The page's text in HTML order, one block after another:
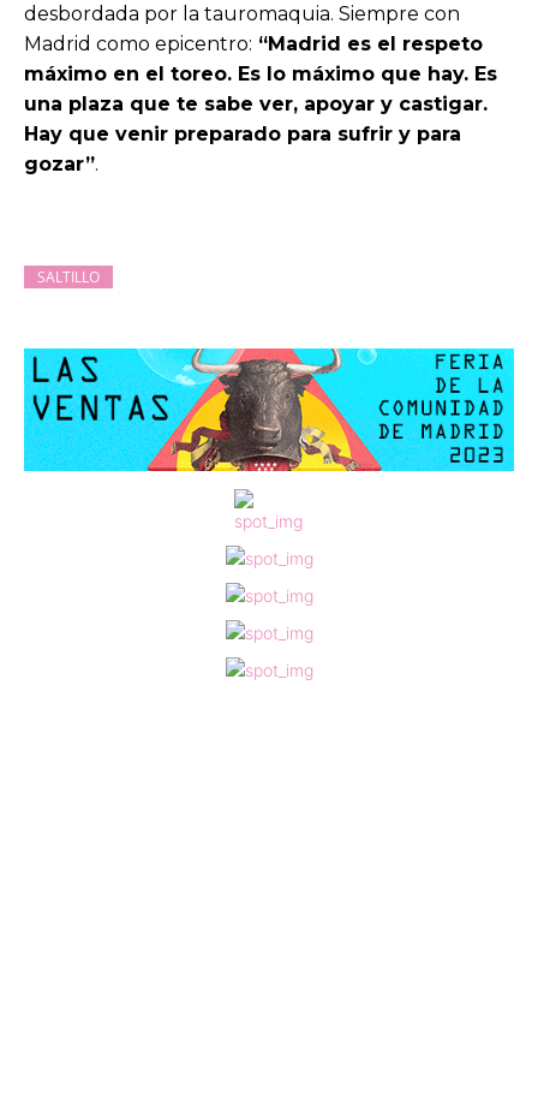
desbordada por la tauromaquia. Siempre con
Madrid como epicentro: “Madrid es el respeto
máximo en el toreo. Es lo máximo que hay. Es
una plaza que te sabe ver, apoyar y castigar.
Hay que venir preparado para sufrir y para
gozar”.
SALTILLO